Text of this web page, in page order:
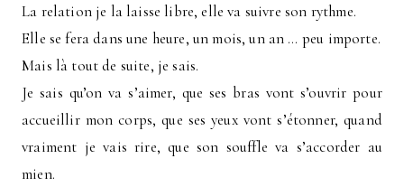
La relation je la laisse libre, elle va suivre son rythme.
Elle se fera dans une heure, un mois, un an … peu importe.
Mais là tout de suite, je sais.
Je sais qu’on va s’aimer, que ses bras vont s’ouvrir pour
accueillir mon corps, que ses yeux vont s’étonner, quand
vraiment je vais rire, que son souffle va s’accorder au
mien.